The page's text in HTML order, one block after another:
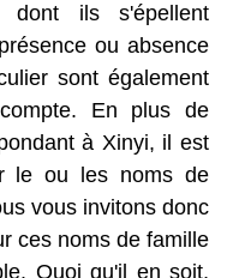
dont ils s'épellent
ou absence
sont également
En plus de
à Xinyi, il est
le ou les noms de
vous invitons donc
ces noms de famille
Quoi qu'il en soit,